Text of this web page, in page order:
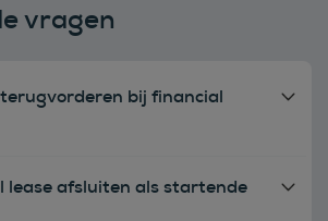
vragen
bij financial
lease afsluiten als startende